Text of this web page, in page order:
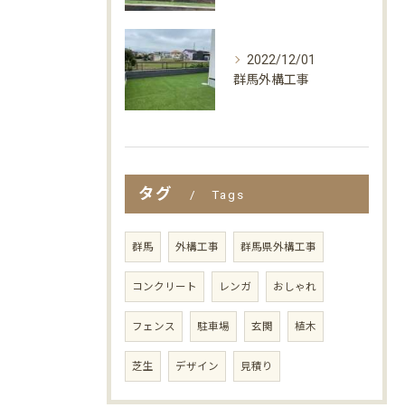
2022/12/01
群馬外構工事
タグ Tags
群馬 外構工事 群馬県外構工事
コンクリート レンガ おしゃれ
フェンス 駐車場 玄関 植木
芝生 デザイン 見積り